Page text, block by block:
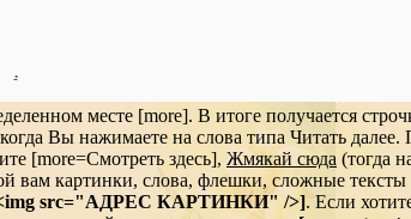
.
месте [more]. В итоге получается
когда Вы нажимаете на слова типа Читать
[more=Смотреть здесь], Жмякай сюда (тогда
вам картинки, слова, флешки, сложные
src="АДРЕС КАРТИНКИ" />]. Если